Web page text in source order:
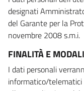
designati
del Garante per la
novembre 2008 s.m.i.
FINALITÀ E
I dati personali
informatico/